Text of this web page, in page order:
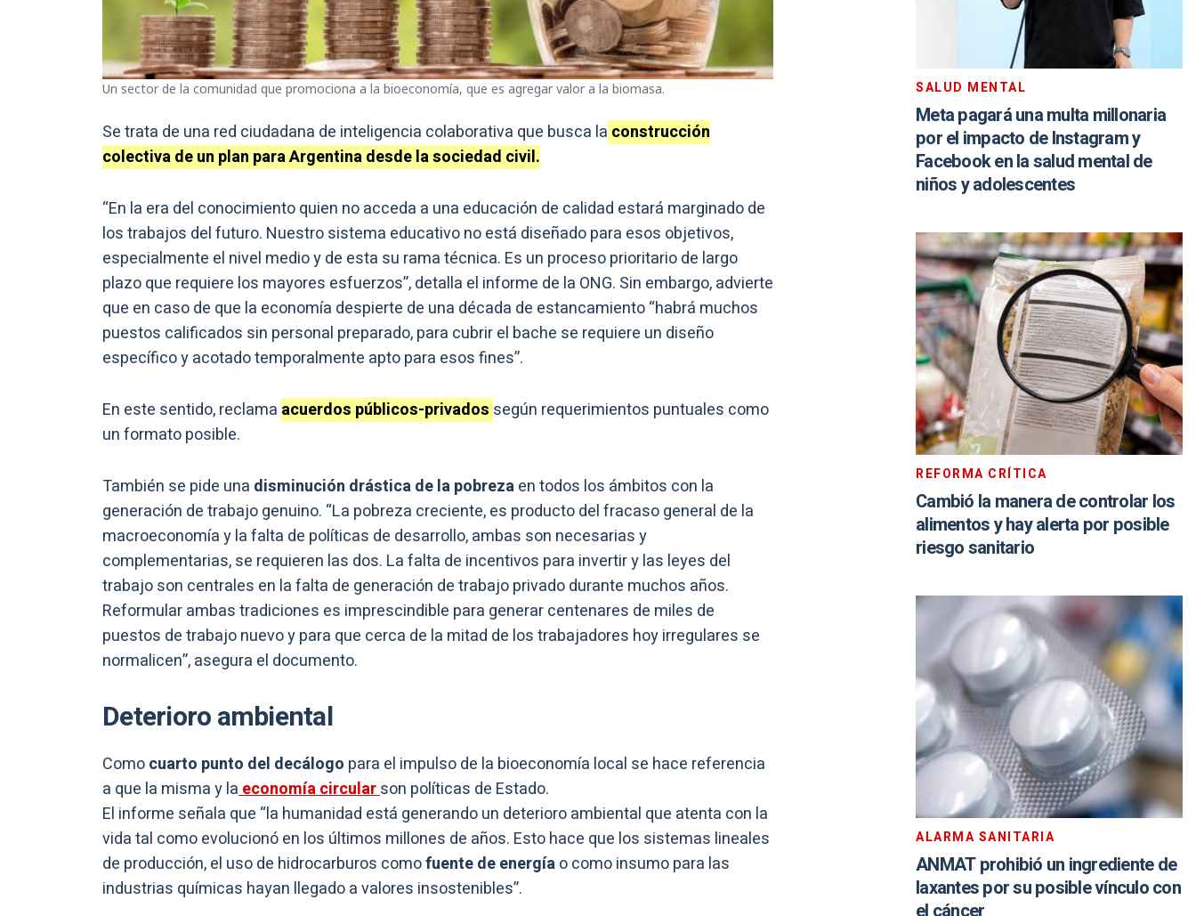
Un sector de la comunidad que promociona a la bioeconomía, que es agregar valor a la biomasa.
Se trata de una red ciudadana de inteligencia colaborativa que busca la construcción
colectiva de un plan para Argentina desde la sociedad civil.
“En la era del conocimiento quien no acceda a una educación de calidad estará marginado de
los trabajos del futuro. Nuestro sistema educativo no está diseñado para esos objetivos,
especialmente el nivel medio y de esta su rama técnica. Es un proceso prioritario de largo
plazo que requiere los mayores esfuerzos”, detalla el informe de la ONG. Sin embargo, advierte
que en caso de que la economía despierte de una década de estancamiento “habrá muchos
puestos calificados sin personal preparado, para cubrir el bache se requiere un diseño
específico y acotado temporalmente apto para esos fines”.
En este sentido, reclama acuerdos públicos-privados según requerimientos puntuales como
un formato posible.
También se pide una disminución drástica de la pobrezaen todos los ámbitos con la
generación de trabajo genuino. “La pobreza creciente, es producto del fracaso general de la
macroeconomía y la falta de políticas de desarrollo, ambas son necesarias y
complementarias, se requieren las dos. La falta de incentivos para invertir y las leyes del
trabajo son centrales en la falta de generación de trabajo privado durante muchos años.
Reformular ambas tradiciones es imprescindible para generar centenares de miles de
puestos de trabajo nuevo y para que cerca de la mitad de los trabajadores hoy irregulares se
normalicen”, asegura el documento.
Deterioro ambiental
Comocuarto punto del decálogo para el impulso de la bioeconomía local se hace referencia
a que la misma y laeconomía circularson políticas de Estado.
El informe señala que “la humanidad está generando un deterioro ambiental que atenta con la
vida tal como evolucionó en los últimos millones de años. Esto hace que los sistemas lineales
de producción, el uso de hidrocarburos comofuente de energíao como insumo para las
industrias químicas hayan llegado a valores insostenibles”.
SALUD MENTAL
Meta pagará una multa millonaria
por el impacto de Instagram y
Facebook en la salud mental de
niños y adolescentes
REFORMA CRÍTICA
Cambió la manera de controlar los
alimentos y hay alerta por posible
riesgo sanitario
ALARMA SANITARIA
ANMAT prohibió un ingrediente de
laxantes por su posible vínculo con